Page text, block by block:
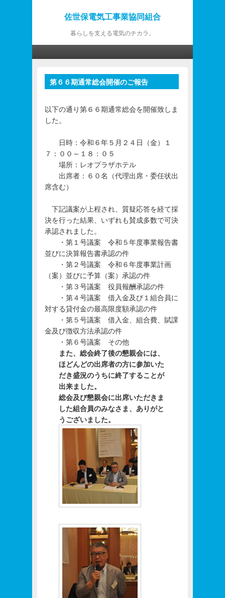
佐世保電気工事業協同組合
暮らしを支える電気のチカラ。
第６６期通常総会開催のご報告
以下の通り第６６期通常総会を開催致しま
した。
日時：令和６年５月２４日（金）１
７：００～１８：０５
場所：レオプラザホテル
出席者：６０名（代理出席・委任状出
席含む）
下記議案が上程され、質疑応答を経て採
決を行った結果、いずれも賛成多数で可決
承認されました。
・第１号議案 令和５年度事業報告書
並びに決算報告書承認の件
・第２号議案 令和６年度事業計画
（案）並びに予算（案）承認の件
・第３号議案 役員報酬承認の件
・第４号議案 借入金及び１組合員に
対する貸付金の最高限度額承認の件
・第５号議案 借入金、組合費、賦課
金及び徴収方法承認の件
・第６号議案 その他
また、総会終了後の懇親会には、
ほどんどの出席者の方に参加いた
だき盛況のうちに終了することが
出来ました。
総会及び懇親会に出席いただきま
した組合員のみなさま、ありがと
うございました。